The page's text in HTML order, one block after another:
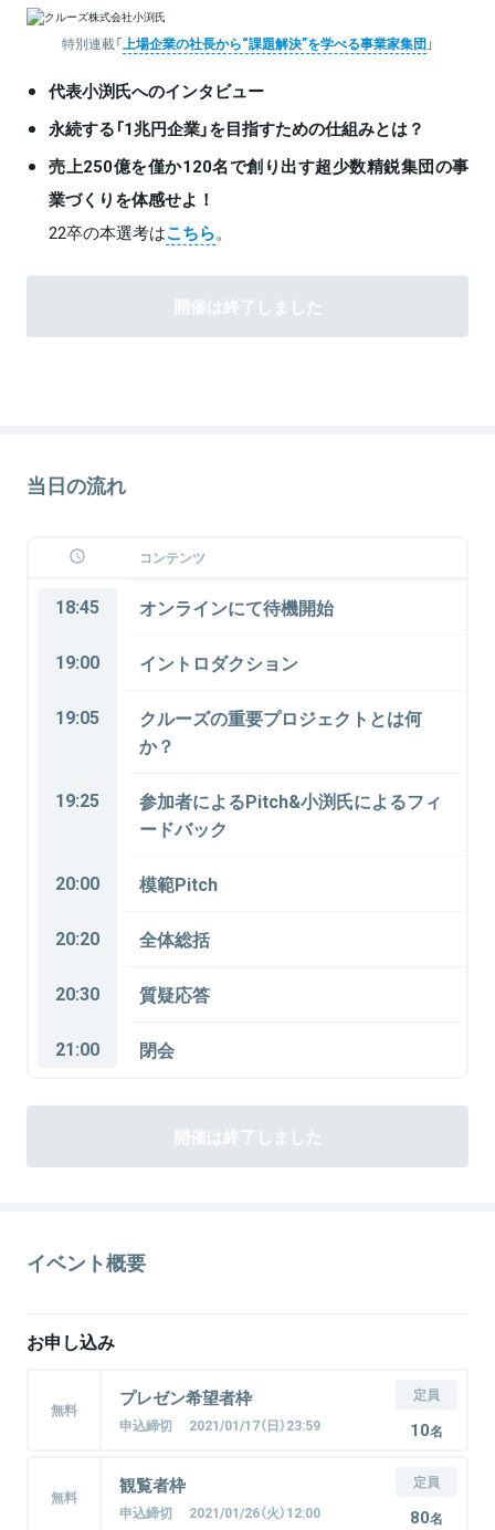
特別連載「上場企業の社長から“課題解決”を学べる事業家集団」
代表小渕氏へのインタビュー
永続する「1兆円企業」を目指すための仕組みとは？
売上250億を僅か120名で創り出す超少数精鋭集団の事
業づくりを体感せよ！
22卒の本選考はこちら。
開催は終了しました
当日の流れ
コンテンツ
18:45 オンラインにて待機開始
19:00 イントロダクション
19:05
クルーズの重要プロジェクトとは何
か？
19:25
参加者によるPitch&小渕氏によるフィ
ードバック
20:00 模範Pitch
20:20 全体総括
20:30 質疑応答
21:00 閉会
開催は終了しました
イベント概要
お申し込み
無料 プレゼン希望者枠
申込締切 2021/01/17（日）23:59
定員
10名
無料 観覧者枠
申込締切 2021/01/26（火）12:00
定員
80名